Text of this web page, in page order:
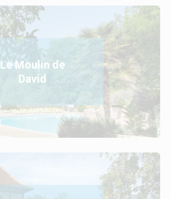
Le Moulin de
David